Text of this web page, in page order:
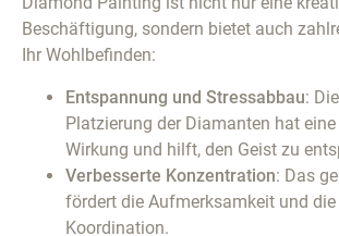
Beschäftigung, sondern bietet auch
Ihr Wohlbefinden:
Entspannung und Stressabbau:
Platzierung der Diamanten hat
Wirkung und hilft, den Geist zu
Verbesserte Konzentration: Das
fördert die Aufmerksamkeit und die
Koordination.